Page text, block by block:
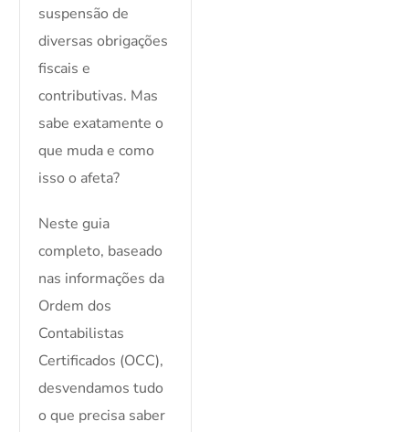
suspensão de
diversas obrigações
fiscais e
contributivas. Mas
sabe exatamente o
que muda e como
isso o afeta?
Neste guia
completo, baseado
nas informações da
Ordem dos
Contabilistas
Certificados (OCC),
desvendamos tudo
o que precisa saber